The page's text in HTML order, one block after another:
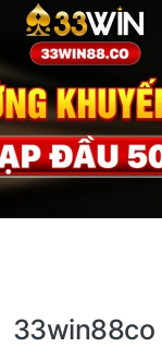
Aller directement
33win88co